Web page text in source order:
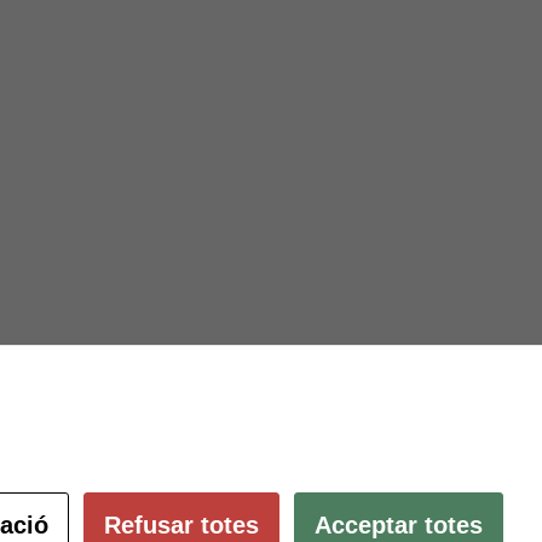
Refusar totes Acceptar totes